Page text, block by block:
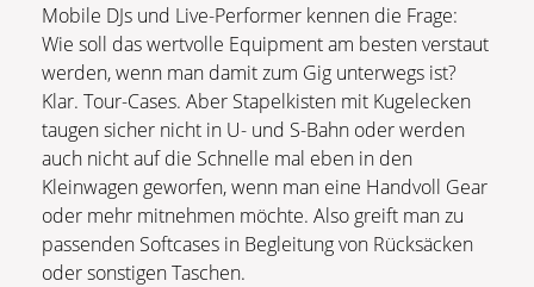
Mobile DJs und Live-Performer kennen die Frage:
Wie soll das wertvolle Equipment am besten verstaut
werden, wenn man damit zum Gig unterwegs ist?
Klar. Tour-Cases. Aber Stapelkisten mit Kugelecken
taugen sicher nicht in U- und S-Bahn oder werden
auch nicht auf die Schnelle mal eben in den
Kleinwagen geworfen, wenn man eine Handvoll Gear
oder mehr mitnehmen möchte. Also greift man zu
passenden Softcases in Begleitung von Rücksäcken
oder sonstigen Taschen.